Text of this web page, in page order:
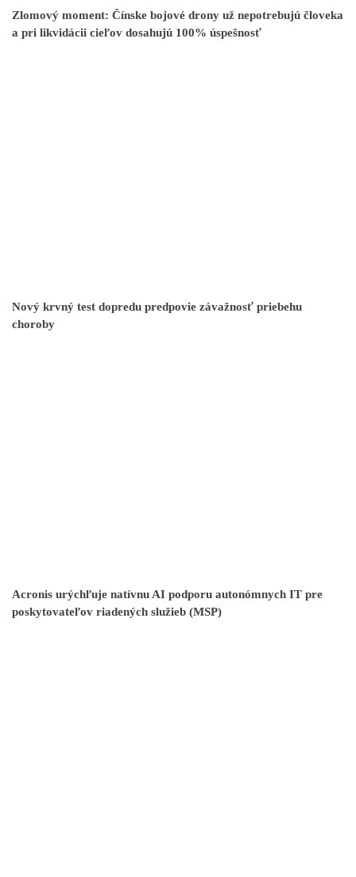
Zlomový moment: Čínske bojové drony už nepotrebujú človeka
a pri likvidácii cieľov dosahujú 100% úspešnosť
Nový krvný test dopredu predpovie závažnosť priebehu
choroby
Acronis urýchľuje natívnu AI podporu autonómnych IT pre
poskytovateľov riadených služieb (MSP)